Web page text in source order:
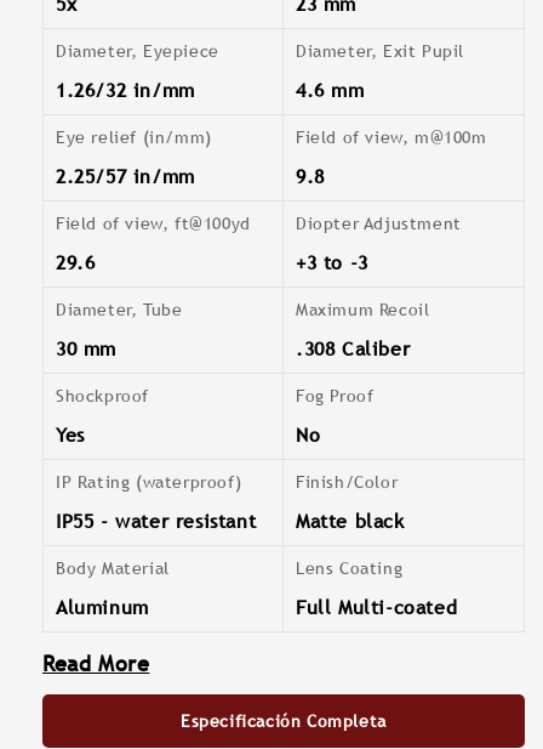
Diameter, Eyepiece
1.26/32 in/mm
Diameter, Exit Pupil
4.6 mm
Eye relief (in/mm)
2.25/57 in/mm
Field of view, m@100m
9.8
Field of view, ft@100yd
29.6
Diopter Adjustment
+3 to -3
Diameter, Tube
30 mm
Maximum Recoil
.308 Caliber
Shockproof
Yes
Fog Proof
No
IP Rating (waterproof)
IP55 - water resistant
Finish/Color
Matte black
Body Material
Aluminum
Lens Coating
Full Multi-coated
Read More
Especificación Completa